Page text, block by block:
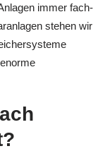
immer fach-
stehen wir